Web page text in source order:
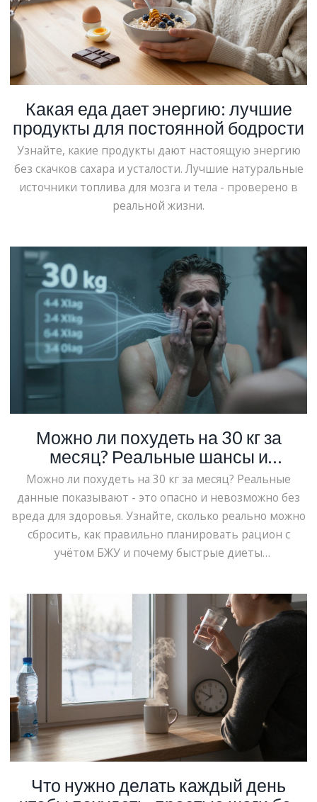
Какая еда дает энергию: лучшие
продукты для постоянной бодрости
Узнайте, какие продукты дают настоящую энергию
без скачков сахара и усталости. Лучшие натуральные
источники топлива для мозга и тела - проверено в
реальной жизни.
Можно ли похудеть на 30 кг за
месяц? Реальные шансы и
безопасные альтернативы
Можно ли похудеть на 30 кг за месяц? Реальные
данные показывают - это опасно и невозможно без
вреда для здоровья. Узнайте, сколько реально можно
сбросить, как правильно планировать рацион с
учётом БЖУ и почему быстрые диеты
Что нужно делать каждый день